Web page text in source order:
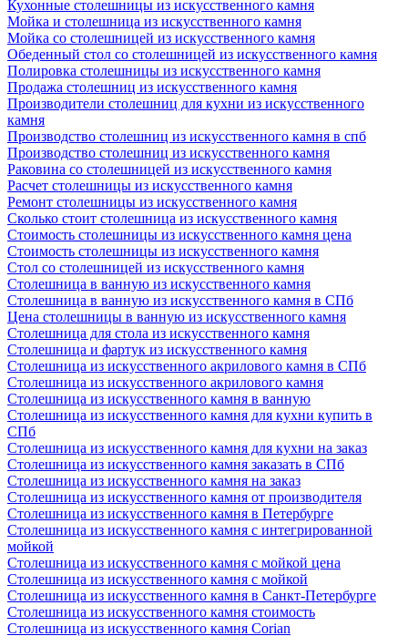
Кухонные столешницы из искусственного камня
Мойка и столешница из искусственного камня
Мойка со столешницей из искусственного камня
Обеденный стол со столешницей из искусственного камня
Полировка столешницы из искусственного камня
Продажа столешниц из искусственного камня
Производители столешниц для кухни из искусственного
камня
Производство столешниц из искусственного камня в спб
Производство столешниц из искусственного камня
Раковина со столешницей из искусственного камня
Расчет столешницы из искусственного камня
Ремонт столешницы из искусственного камня
Сколько стоит столешница из искусственного камня
Стоимость столешницы из искусственного камня цена
Стоимость столешницы из искусственного камня
Стол со столешницей из искусственного камня
Столешница в ванную из искусственного камня
Столешница в ванную из искусственного камня в СПб
Цена столешницы в ванную из искусственного камня
Столешница для стола из искусственного камня
Столешница и фартук из искусственного камня
Столешница из искусственного акрилового камня в СПб
Столешница из искусственного акрилового камня
Столешница из искусственного камня в ванную
Столешница из искусственного камня для кухни купить в
СПб
Столешница из искусственного камня для кухни на заказ
Столешница из искусственного камня заказать в СПб
Столешница из искусственного камня на заказ
Столешница из искусственного камня от производителя
Столешница из искусственного камня в Петербурге
Столешница из искусственного камня с интегрированной
мойкой
Столешница из искусственного камня с мойкой цена
Столешница из искусственного камня с мойкой
Столешница из искусственного камня в Санкт-Петербурге
Столешница из искусственного камня стоимость
Столешница из искусственного камня Сorian